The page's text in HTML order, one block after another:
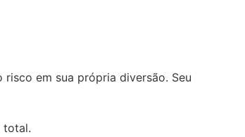
em sua própria diversão. Seu
total.